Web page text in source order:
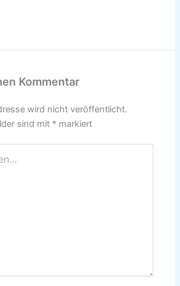
Kommentar
wird nicht veröffentlicht.
sind mit * markiert